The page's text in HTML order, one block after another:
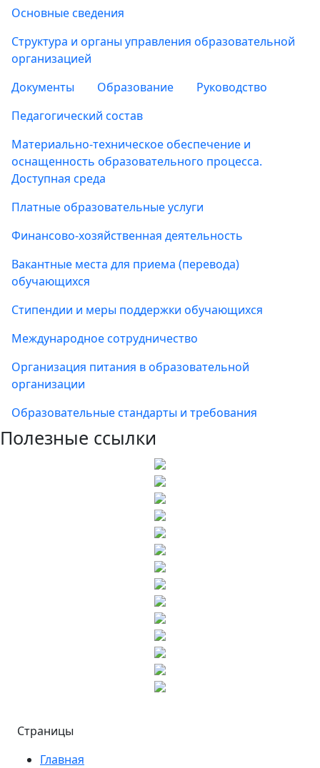
Основные сведения
Структура и органы управления образовательной
организацией
Документы
Образование
Руководство
Педагогический состав
Материально-техническое обеспечение и
оснащенность образовательного процесса.
Доступная среда
Платные образовательные услуги
Финансово-хозяйственная деятельность
Вакантные места для приема (перевода)
обучающихся
Стипендии и меры поддержки обучающихся
Международное сотрудничество
Организация питания в образовательной
организации
Образовательные стандарты и требования
Полезные ссылки
Страницы
Главная